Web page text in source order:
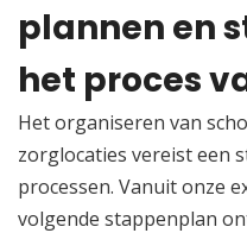
plannen en
het proces
Het organiseren van
zorglocaties vereist een
processen.​ Vanuit onze
volgende stappenplan